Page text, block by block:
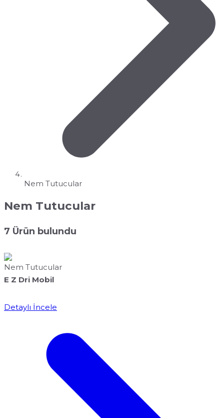
Nem Tutucular
Nem Tutucular
7 Ürün bulundu
Nem Tutucular
E Z Dri Mobil
Detaylı İncele